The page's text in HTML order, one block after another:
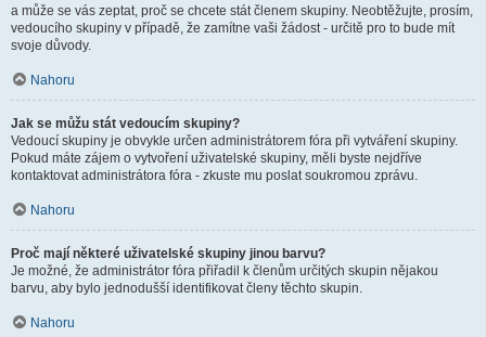
a může se vás zeptat, proč se chcete stát členem skupiny. Neobtěžujte, prosím,
vedoucího skupiny v případě, že zamítne vaši žádost - určitě pro to bude mít
svoje důvody.
Nahoru
Jak se můžu stát vedoucím skupiny?
Vedoucí skupiny je obvykle určen administrátorem fóra při vytváření skupiny.
Pokud máte zájem o vytvoření uživatelské skupiny, měli byste nejdříve
kontaktovat administrátora fóra - zkuste mu poslat soukromou zprávu.
Nahoru
Proč mají některé uživatelské skupiny jinou barvu?
Je možné, že administrátor fóra přiřadil k členům určitých skupin nějakou
barvu, aby bylo jednodušší identifikovat členy těchto skupin.
Nahoru